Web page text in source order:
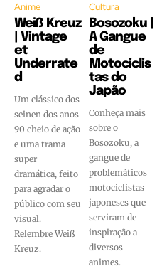
Anime
Weiß Kreuz
| Vintage
et
Underrate
d
Um clássico dos
seinen dos anos
90 cheio de ação
e uma trama
super
dramática, feito
para agradar o
público com seu
visual.
Relembre Weiß
Kreuz.
Cultura
Bosozoku |
A Gangue
de
Motociclis
tas do
Japão
Conheça mais
sobre o
Bosozoku, a
gangue de
problemáticos
motociclistas
japoneses que
serviram de
inspiração a
diversos
animes.